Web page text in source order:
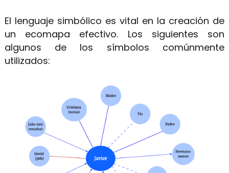
El lenguaje simbólico es vital en la creación de
un ecomapa efectivo. Los siguientes son
algunos de los símbolos comúnmente
utilizados: